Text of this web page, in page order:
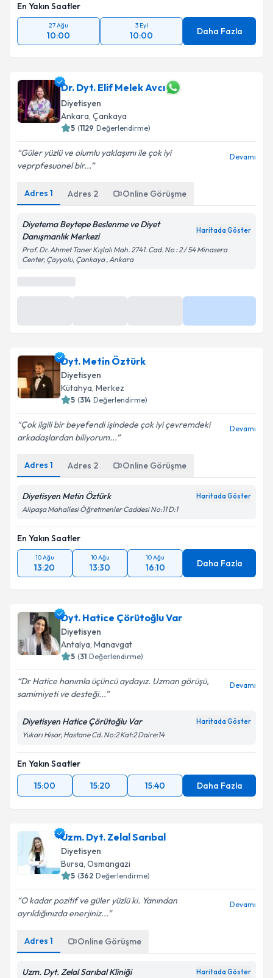
En Yakın Saatler
27 Ağu
10:00
3 Eyl
10:00 Daha Fazla
Dr. Dyt. Elif Melek Avcı
Diyetisyen
Ankara, Çankaya
5 (1129 Değerlendirme)
Güler yüzlü ve olumlu yaklaşımı ile çok iyi
veprpfesuonel bir...
Devamı
Adres 1 Adres 2 Online Görüşme
Diyetema Beytepe Beslenme ve Diyet
Danışmanlık Merkezi
Haritada Göster
Prof. Dr. Ahmet Taner Kışlalı Mah. 2741. Cad. No : 2 / 54 Minasera
Center, Çayyolu, Çankaya , Ankara
Dyt. Metin Öztürk
Diyetisyen
Kütahya, Merkez
5 (314 Değerlendirme)
Çok ilgili bir beyefendi işindede çok iyi çevremdeki
arkadaşlardan biliyorum...
Devamı
Adres 1 Adres 2 Online Görüşme
Diyetisyen Metin Öztürk Haritada Göster
Alipaşa Mahallesi Öğretmenler Caddesi No:11 D:1
En Yakın Saatler
10 Ağu
13:20
10 Ağu
13:30
10 Ağu
16:10 Daha Fazla
Dyt. Hatice Çörütoğlu Var
Diyetisyen
Antalya, Manavgat
5 (31 Değerlendirme)
Dr Hatice hanımla üçüncü aydayız. Uzman görüşü,
samimiyeti ve desteği...
Devamı
Diyetisyen Hatice Çörütoğlu Var Haritada Göster
Yukarı Hisar, Hastane Cd. No:2 Kat:2 Daire:14
En Yakın Saatler
15:00
15:20 15:40 Daha Fazla
Uzm. Dyt. Zelal Sarıbal
Diyetisyen
Bursa, Osmangazi
5 (362 Değerlendirme)
O kadar pozitif ve güler yüzlü ki. Yanından
ayrıldığınızda enerjiniz...
Devamı
Adres 1 Online Görüşme
Uzm. Dyt. Zelal Sarıbal Kliniği Haritada Göster